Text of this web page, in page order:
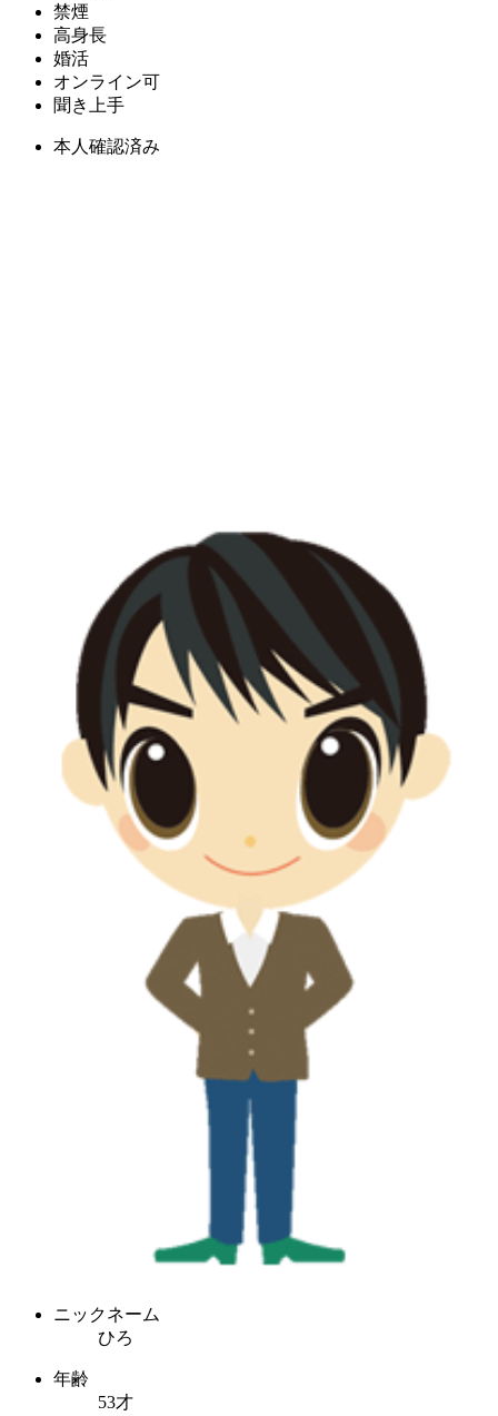
禁煙
高身長
婚活
オンライン可
聞き上手
本人確認済み
ニックネーム
ひろ
年齢
53才